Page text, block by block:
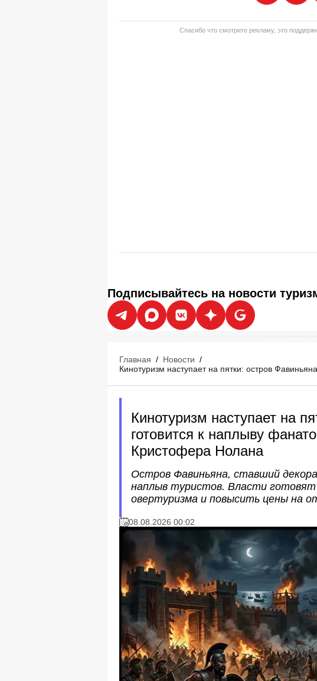
Спасибо что смотрите рекламу, это
Подписывайтесь на новости
Главная / Новости /
Кинотуризм наступает на пятки: остров
Кинотуризм наступает на
готовится к наплыву
Кристофера Нолана
Остров Фавиньяна, ставший
наплыв туристов. Власти
овертуризма и повысить цены на
08.08.2026 00:02